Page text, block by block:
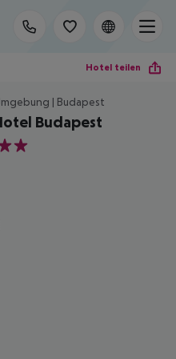
Hotel teilen
| Budapest
Budapest